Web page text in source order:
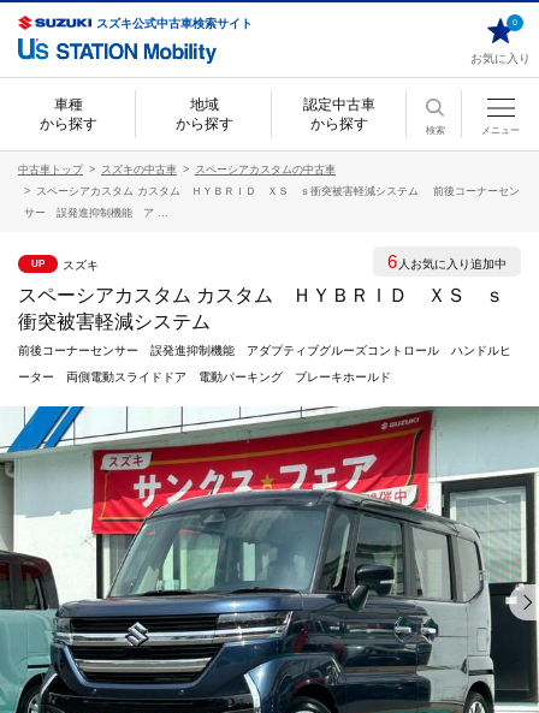
スズキ公式中古車検索サイト
お気に入り
0
車種
から探す
地域
から探す
認定中古車
から探す
検索 メニュー
中古車トップ スズキの中古車
スペーシアカスタムの中古車
スペーシアカスタム カスタム ＨＹＢＲＩＤ ＸＳ ｓ衝突被害軽減システム 前後コーナーセン
サー 誤発進抑制機能 ア ...
UP スズキ
スペーシアカスタム カスタム ＨＹＢＲＩＤ ＸＳ ｓ
衝突被害軽減システム
前後コーナーセンサー 誤発進抑制機能 アダプティブグルーズコントロール ハンドルヒ
ーター 両側電動スライドドア 電動パーキング ブレーキホールド
6 人お気に入り追加中